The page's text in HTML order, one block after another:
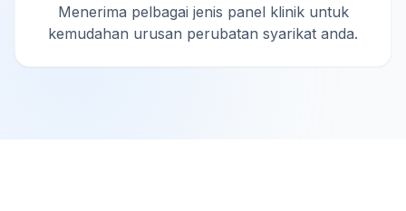
Menerima pelbagai jenis panel klinik untuk
kemudahan urusan perubatan syarikat anda.